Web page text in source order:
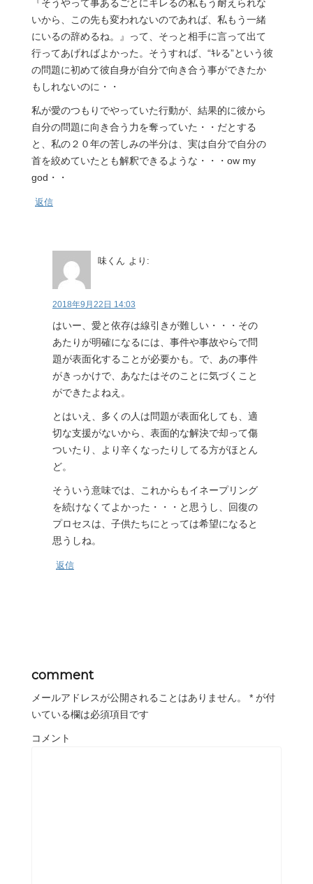
『そうやって事あるごとにキレるの私もう耐えられな
いから、この先も変われないのであれば、私もう一緒
にいるの辞めるね。』って、そっと相手に言って出て
行ってあげればよかった。そうすれば、“ｷﾚる”という彼
の問題に初めて彼自身が自分で向き合う事ができたか
もしれないのに・・
私が愛のつもりでやっていた行動が、結果的に彼から
自分の問題に向き合う力を奪っていた・・だとする
と、私の２０年の苦しみの半分は、実は自分で自分の
首を絞めていたとも解釈できるような・・・ow my
god・・
返信
味くん より:
2018年9月22日 14:03
はいー、愛と依存は線引きが難しい・・・その
あたりが明確になるには、事件や事故やらで問
題が表面化することが必要かも。で、あの事件
がきっかけで、あなたはそのことに気づくこと
ができたよねえ。
とはいえ、多くの人は問題が表面化しても、適
切な支援がないから、表面的な解決で却って傷
ついたり、より辛くなったりしてる方がほとん
ど。
そういう意味では、これからもイネープリング
を続けなくてよかった・・・と思うし、回復の
プロセスは、子供たちにとっては希望になると
思うしね。
返信
comment
メールアドレスが公開されることはありません。 * が付
いている欄は必須項目です
コメント